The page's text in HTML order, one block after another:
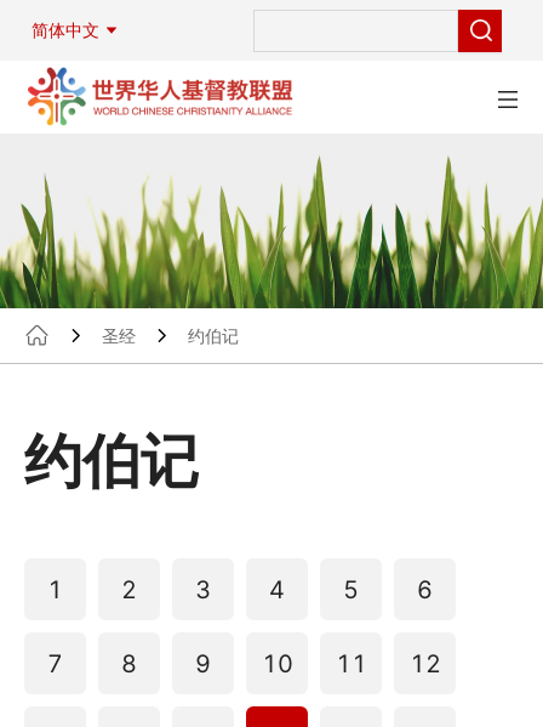
简体中文
圣经 约伯记
约伯记
1 2 3 4 5 6
7 8 9 10 11 12